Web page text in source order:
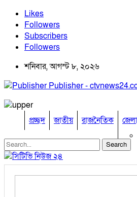
Likes
Followers
Subscribers
Followers
শনিবার, আগস্ট ৮, ২০২৬
Publisher -
প্রচ্ছদ জাতীয় রাজনৈতিক